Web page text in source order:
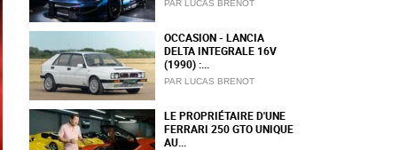
PAR LUCAS BRENOT
OCCASION - LANCIA
DELTA INTEGRALE 16V
(1990) :...
PAR LUCAS BRENOT
LE PROPRIÉTAIRE D'UNE
FERRARI 250 GTO UNIQUE
AU...